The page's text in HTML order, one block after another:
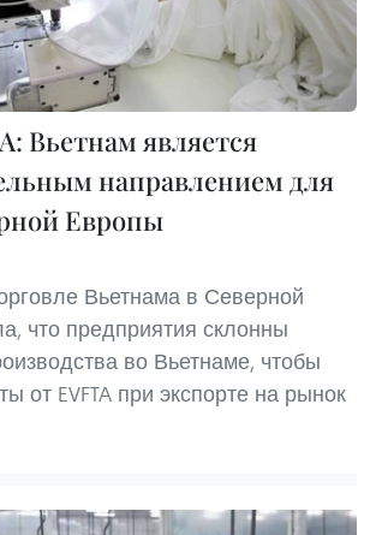
Вьетнам является
направлением для
Европы
Вьетнама в Северной
что предприятия склонны
во Вьетнаме, чтобы
от EVFTA при экспорте на рынок